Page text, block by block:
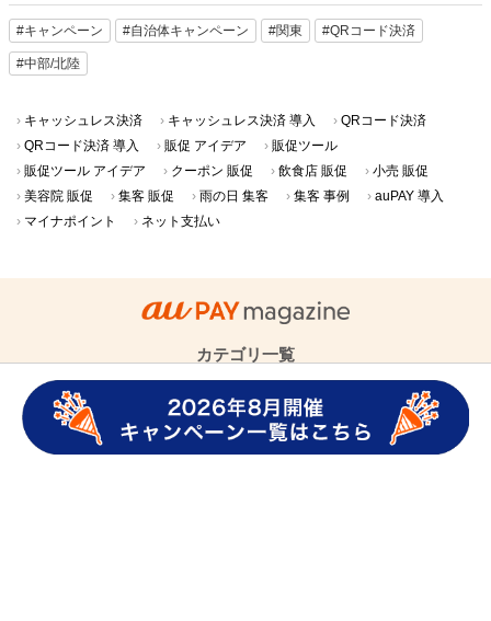
#キャンペーン #自治体キャンペーン #関東 #QRコード決済
#中部/北陸
キャッシュレス決済 キャッシュレス決済 導入
QRコード決済
QRコード決済 導入
販促 アイデア
販促ツール
販促ツール アイデア
クーポン 販促 飲食店 販促
小売 販促
美容院 販促
集客 販促 雨の日 集客 集客 事例
auPAY 導入
マイナポイント
ネット支払い
カテゴリ一覧
au PAYの使い方 ニュース・キャンペーン
QRコード決済・
キャッシュレス
au PAY導入事例
グロースパック